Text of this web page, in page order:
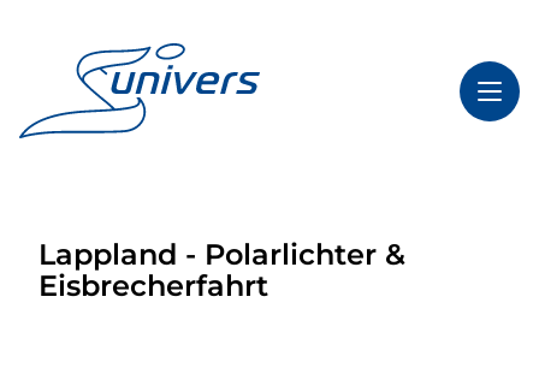
Highlights
Service
Lappland - Polarlichter &
Eisbrecherfahrt